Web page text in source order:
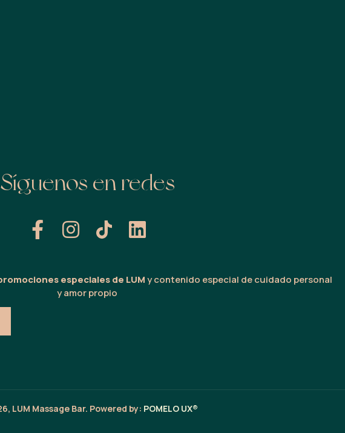
Síguenos en redes
especiales de LUMy contenido especial de cuidado personal
y amor propio
LUM Massage Bar. Powered by: POMELO UX®